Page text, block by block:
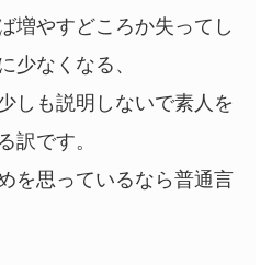
増やすどころか失ってし
少なくなる、
しも説明しないで素人を
訳です。
を思っているなら普通言